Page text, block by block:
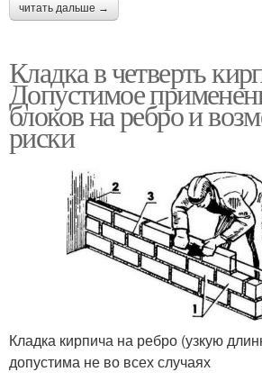
читать дальше →
Кладка в четверть
Допустимое
блоков на ребро и
риски
Кладка кирпича на ребро (узкую
допустима не во всех случаях